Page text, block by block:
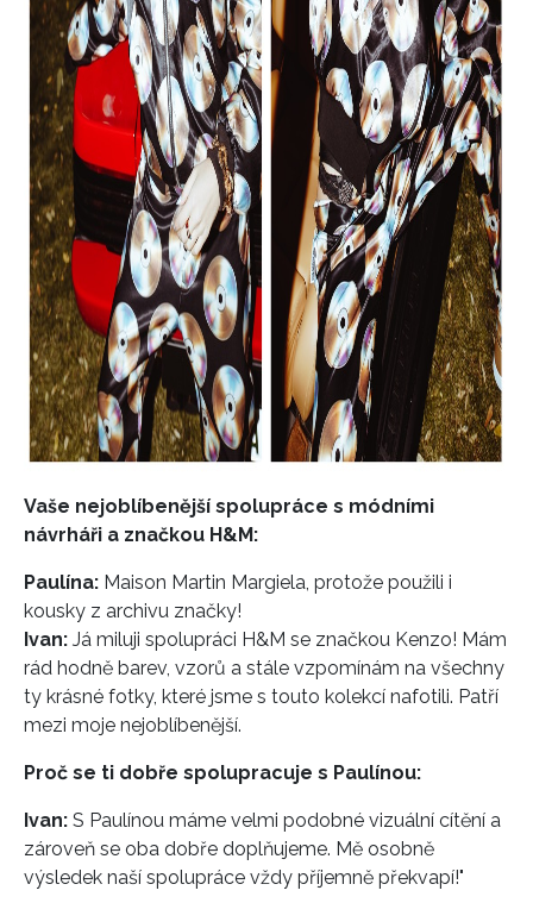
Vaše nejoblíbenější spolupráce s módními
návrháři a značkou H&M:
Paulína: Maison Martin Margiela, protože použili i
kousky z archivu značky!
Ivan: Já miluji spolupráci H&M se značkou Kenzo! Mám
rád hodně barev, vzorů a stále vzpomínám na všechny
ty krásné fotky, které jsme s touto kolekcí nafotili. Patří
mezi moje nejoblíbenější.
Proč se ti dobře spolupracuje s Paulínou:
Ivan: S Paulínou máme velmi podobné vizuální cítění a
zároveň se oba dobře doplňujeme. Mě osobně
výsledek naší spolupráce vždy příjemně překvapí!"